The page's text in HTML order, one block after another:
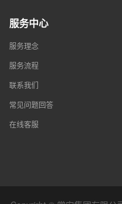
服务中心
服务理念
服务流程
联系我们
常见问题回答
在线客服